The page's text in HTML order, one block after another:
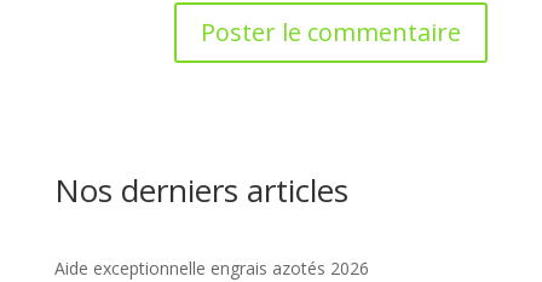
Nos derniers articles
Aide exceptionnelle engrais azotés 2026